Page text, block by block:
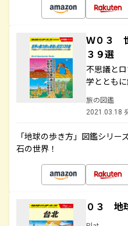
Ｗ０３
３９選
不思議と
学ととも
旅の図鑑
2021.03.18
「地球の歩き方」図鑑シリ
石の世界！
０３ 地